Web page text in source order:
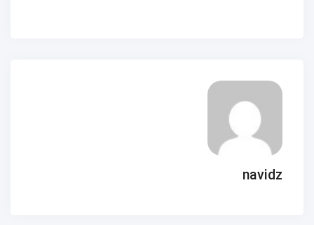
navidz